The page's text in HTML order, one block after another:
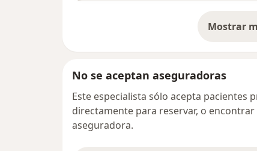
Mostrar
No se aceptan aseguradoras
Este especialista sólo acepta pacientes
directamente para reservar, o
aseguradora.